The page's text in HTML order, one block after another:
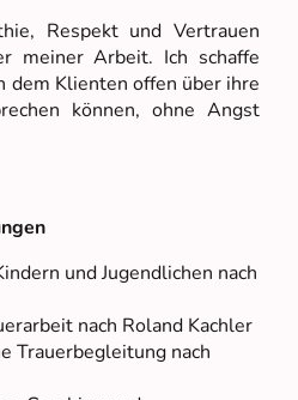
Respekt und Vertrauen
meiner Arbeit. Ich schaffe
dem Klienten offen über ihre
können, ohne Angst
und Jugendlichen nach
nach Roland Kachler
Trauerbegleitung nach